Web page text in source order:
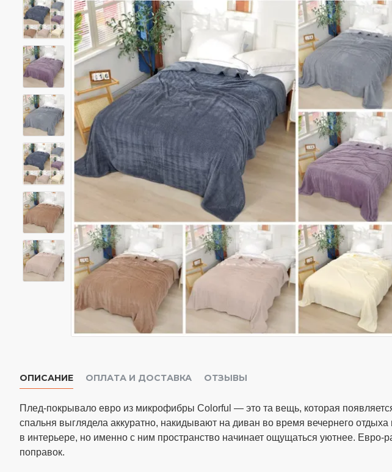
ОПИСАНИЕ ОПЛАТА И ДОСТАВКА ОТЗЫВЫ
Плед-покрывало евро из микрофибры Colorful — это та вещь, которая
спальня выглядела аккуратно, накидывают на диван во время вечернего
в интерьере, но именно с ним пространство начинает ощущаться уютнее.
поправок.